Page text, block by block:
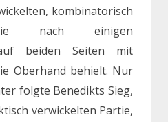
kombinatorisch
nach einigen
beiden Seiten mit
Oberhand behielt. Nur
folgte Benedikts Sieg,
verwickelten Partie,